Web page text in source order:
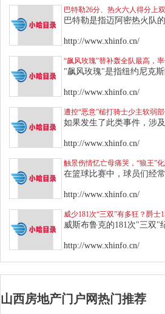
巴特勒26分、热火六人得分上
巴特勒是指迈阿密热火队
http://www.xhinfo.cn/
“飙风玫瑰”替补轰全队最高，
"飙风玫瑰"是指纽约尼克
http://www.xhinfo.cn/
遭控“恶意”槌打骑士少主软弱
如果发生了此类事件，涉
http://www.xhinfo.cn/
触景伤情忆亡母痛哭，“狼王”
在篮球比赛中，球员们经
http://www.xhinfo.cn/
威少181次“三双”有多狂？爵士
威斯布鲁克的181次"三双"
http://www.xhinfo.cn/
山西房地产门户网热门推荐